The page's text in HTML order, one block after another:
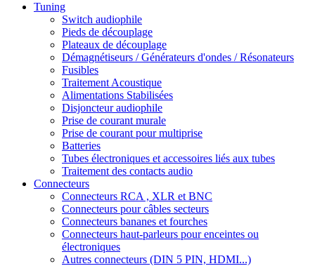
Tuning
Switch audiophile
Pieds de découplage
Plateaux de découplage
Démagnétiseurs / Générateurs d'ondes / Résonateurs
Fusibles
Traitement Acoustique
Alimentations Stabilisées
Disjoncteur audiophile
Prise de courant murale
Prise de courant pour multiprise
Batteries
Tubes électroniques et accessoires liés aux tubes
Traitement des contacts audio
Connecteurs
Connecteurs RCA , XLR et BNC
Connecteurs pour câbles secteurs
Connecteurs bananes et fourches
Connecteurs haut-parleurs pour enceintes ou
électroniques
Autres connecteurs (DIN 5 PIN, HDMI...)